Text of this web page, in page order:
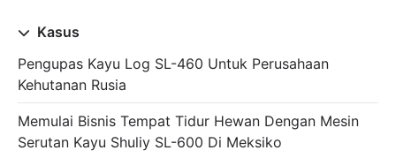
Kasus
Pengupas Kayu Log SL-460 Untuk Perusahaan
Kehutanan Rusia
Memulai Bisnis Tempat Tidur Hewan Dengan Mesin
Serutan Kayu Shuliy SL-600 Di Meksiko